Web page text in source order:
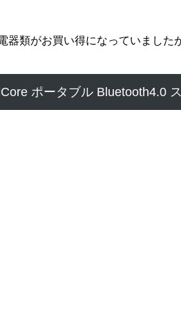
類がお買い得になっていまし
ポータブル Bluetooth4.0